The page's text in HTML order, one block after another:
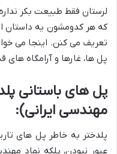
لرستان فقط طبیعت بکر
که هر کدومشون یه داستان
تعریف می کنن. اینجا می
پل ها، غارها و آرامگاه
پل های باستانی
مهندسی ایرانی):
پلدختر به خاطر پل های
عبور نبودن، بلکه نماد